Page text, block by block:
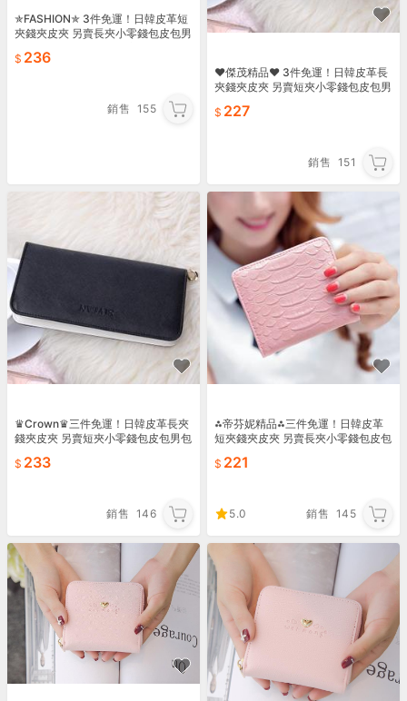
✯FASHION✯ 3件免運！日韓皮革短
夾錢夾皮夾 另賣長夾小零錢包皮包男
肩包書包61
236
銷售 155
♥傑茂精品♥ 3件免運！日韓皮革長
夾錢夾皮夾 另賣短夾小零錢包皮包男
背包雙肩包書包57
227
銷售 151
♛Crown♛三件免運！日韓皮革長夾
錢夾皮夾 另賣短夾小零錢包皮包男包
包雙肩包書包57
233
銷售 146
⁂帝芬妮精品⁂三件免運！日韓皮革
短夾錢夾皮夾 另賣長夾小零錢包皮包
後背包雙肩包書包59
221
5.0 銷售 145